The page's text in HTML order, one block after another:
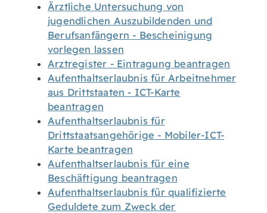
Ärztliche Untersuchung von
jugendlichen Auszubildenden und
Berufsanfängern - Bescheinigung
vorlegen lassen
Arztregister - Eintragung beantragen
Aufenthaltserlaubnis für Arbeitnehmer
aus Drittstaaten - ICT-Karte
beantragen
Aufenthaltserlaubnis für
Drittstaatsangehörige - Mobiler-ICT-
Karte beantragen
Aufenthaltserlaubnis für eine
Beschäftigung beantragen
Aufenthaltserlaubnis für qualifizierte
Geduldete zum Zweck der